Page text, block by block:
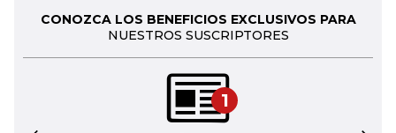
CONOZCA LOS BENEFICIOS EXCLUSIVOS PARA
NUESTROS SUSCRIPTORES
1